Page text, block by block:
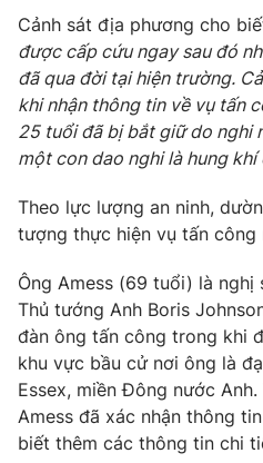
Thế giới đó đây
Câu chuyện quốc tế
Tài chính
Thị trường
Góc doanh nghiệp
Dữ liệu và đời sống
Truyền hình
Phim VTV
Hậu trường
Khán giả
Giải sao mai
Điện ảnh
Âm nhạc
Sao
Du lịch
Làm đẹp
Chất lượng cuộc sống
Giáo dục
Tuyển sinh
Học trực tuyến
Công nghệ
Hitech Công nghệ tương lai
Giao lưu trực tuyến
Cảnh sát địa phương cho
được cấp cứu ngay sau đó
đã qua đời tại hiện trường.
khi nhận thông tin về vụ tấn
25 tuổi đã bị bắt giữ do nghi
một con dao nghi là hung
Theo lực lượng an ninh,
tượng thực hiện vụ tấn
Ông Amess (69 tuổi) là nghị
Thủ tướng Anh Boris
đàn ông tấn công trong khi
khu vực bầu cử nơi ông là
Essex, miền Đông nước
Amess đã xác nhận thông
biết thêm các thông tin